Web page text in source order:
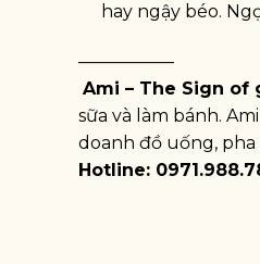
hay ngậy béo.
—————–
Ami – The Sign of
sữa và làm bánh.
doanh đồ uống, pha
Hotline: